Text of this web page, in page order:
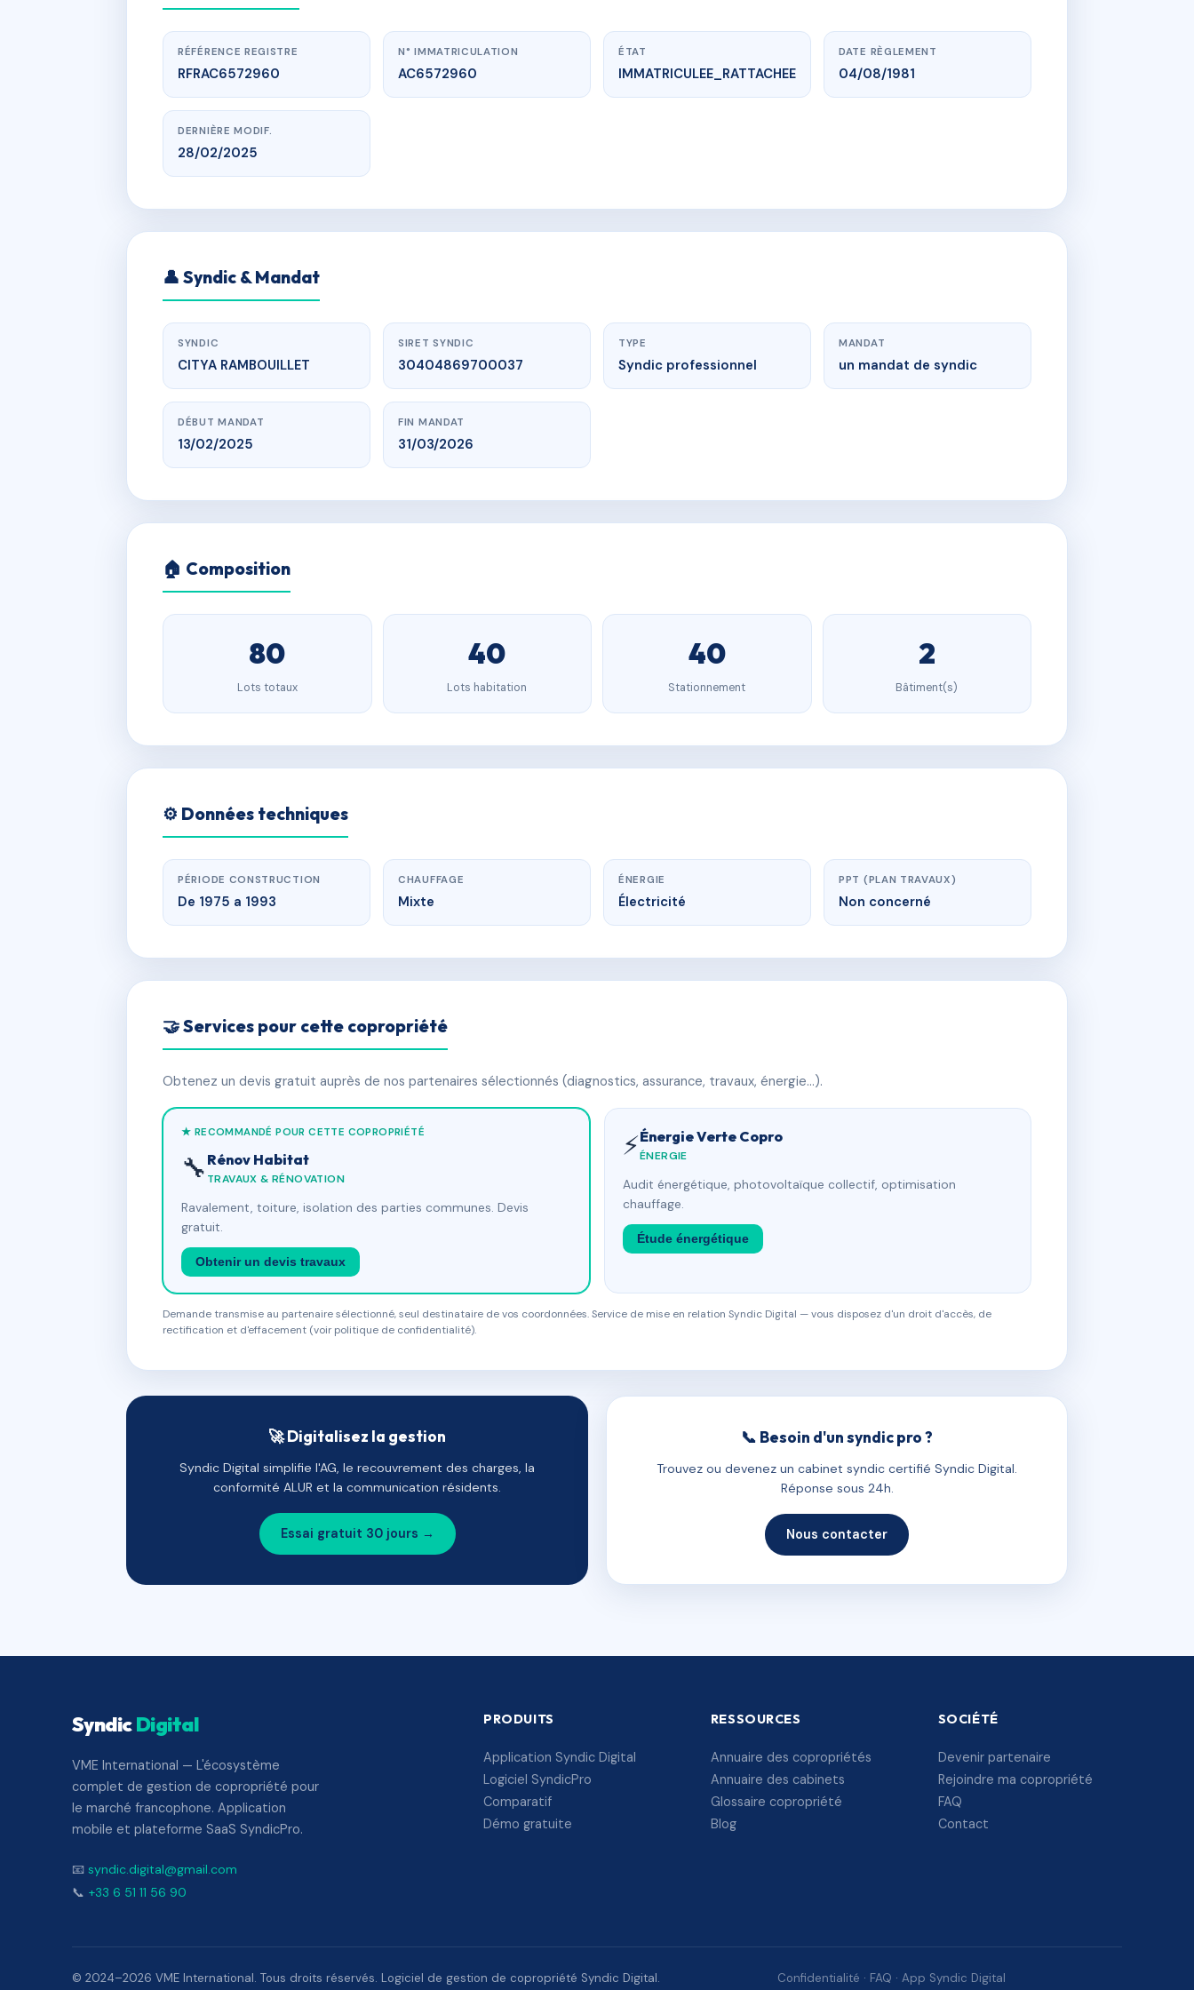
www.vme.plus/AC6572960
LE PARC DU CHATEAU-RAMBT 29 RUE G. LENOTRE 78120 RAMBOUILLET
RÉFÉRENCE REGISTRE
RFRAC6572960
N° IMMATRICULATION
AC6572960
ÉTAT
IMMATRICULEE_RATTACHEE
DATE RÈGLEMENT
04/08/1981
DERNIÈRE MODIF.
28/02/2025
👤 Syndic & Mandat
SYNDIC
CITYA RAMBOUILLET
SIRET SYNDIC
30404869700037
TYPE
Syndic professionnel
MANDAT
un mandat de syndic
DÉBUT MANDAT
13/02/2025
FIN MANDAT
31/03/2026
🏠 Composition
80
Lots totaux
40
Lots habitation
40
Stationnement
2
Bâtiment(s)
⚙️ Données techniques
PÉRIODE CONSTRUCTION
De 1975 a 1993
CHAUFFAGE
Mixte
ÉNERGIE
Électricité
PPT (PLAN TRAVAUX)
Non concerné
🤝 Services pour cette copropriété
Obtenez un devis gratuit auprès de nos partenaires sélectionnés (diagnostics, assurance, travaux, énergie…).
★ RECOMMANDÉ POUR CETTE COPROPRIÉTÉ
🔧 Rénov Habitat
TRAVAUX & RÉNOVATION
Ravalement, toiture, isolation des parties communes. Devis
gratuit.
Obtenir un devis travaux
⚡Énergie Verte Copro
ÉNERGIE
Audit énergétique, photovoltaïque collectif, optimisation
chauffage.
Étude énergétique
Demande transmise au partenaire sélectionné, seul destinataire de vos coordonnées. Service de mise en relation Syndic Digital — vous disposez d'un droit d'accès, de
rectification et d'effacement (voir politique de confidentialité).
🚀 Digitalisez la gestion
Syndic Digital simplifie l'AG, le recouvrement des charges, la
conformité ALUR et la communication résidents.
Essai gratuit 30 jours →
📞 Besoin d'un syndic pro ?
Trouvez ou devenez un cabinet syndic certifié Syndic Digital.
Réponse sous 24h.
Nous contacter
SyndicDigital
VME International — L'écosystème
complet de gestion de copropriété pour
le marché francophone. Application
mobile et plateforme SaaS SyndicPro.
📧 syndic.digital@gmail.com
📞 +33 6 51 11 56 90
PRODUITS
Application Syndic Digital
Logiciel SyndicPro
Comparatif
Démo gratuite
RESSOURCES
Annuaire des copropriétés
Annuaire des cabinets
Glossaire copropriété
Blog
SOCIÉTÉ
Devenir partenaire
Rejoindre ma copropriété
FAQ
Contact
© 2024–2026 VME International. Tous droits réservés. Logiciel de gestion de copropriété Syndic Digital. Confidentialité · FAQ · App Syndic Digital